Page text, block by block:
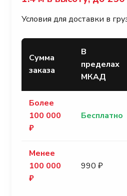
Условия для доставки в
Сумма
заказа
В
пределах
МКАД
Более
100 000
₽
Бесплатно
Менее
100 000
₽
990 ₽